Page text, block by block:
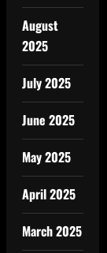
August
2025
July 2025
June 2025
May 2025
April 2025
March 2025